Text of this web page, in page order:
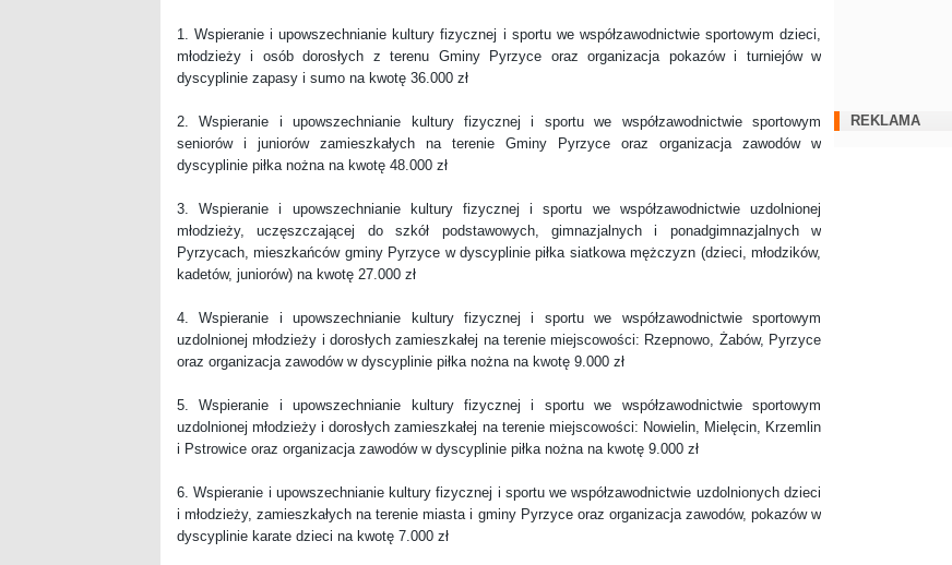
1. Wspieranie i upowszechnianie kultury fizycznej i sportu we współzawodnictwie sportowym dzieci,
młodzieży i osób dorosłych z terenu Gminy Pyrzyce oraz organizacja pokazów i turniejów w
dyscyplinie zapasy i sumo na kwotę 36.000 zł
2. Wspieranie i upowszechnianie kultury fizycznej i sportu we współzawodnictwie sportowym
seniorów i juniorów zamieszkałych na terenie Gminy Pyrzyce oraz organizacja zawodów w
dyscyplinie piłka nożna na kwotę 48.000 zł
3. Wspieranie i upowszechnianie kultury fizycznej i sportu we współzawodnictwie uzdolnionej
młodzieży, uczęszczającej do szkół podstawowych, gimnazjalnych i ponadgimnazjalnych w
Pyrzycach, mieszkańców gminy Pyrzyce w dyscyplinie piłka siatkowa mężczyzn (dzieci, młodzików,
kadetów, juniorów) na kwotę 27.000 zł
4. Wspieranie i upowszechnianie kultury fizycznej i sportu we współzawodnictwie sportowym
uzdolnionej młodzieży i dorosłych zamieszkałej na terenie miejscowości: Rzepnowo, Żabów, Pyrzyce
oraz organizacja zawodów w dyscyplinie piłka nożna na kwotę 9.000 zł
5. Wspieranie i upowszechnianie kultury fizycznej i sportu we współzawodnictwie sportowym
uzdolnionej młodzieży i dorosłych zamieszkałej na terenie miejscowości: Nowielin, Mielęcin, Krzemlin
i Pstrowice oraz organizacja zawodów w dyscyplinie piłka nożna na kwotę 9.000 zł
6. Wspieranie i upowszechnianie kultury fizycznej i sportu we współzawodnictwie uzdolnionych dzieci
i młodzieży, zamieszkałych na terenie miasta i gminy Pyrzyce oraz organizacja zawodów, pokazów w
dyscyplinie karate dzieci na kwotę 7.000 zł
REKLAMA